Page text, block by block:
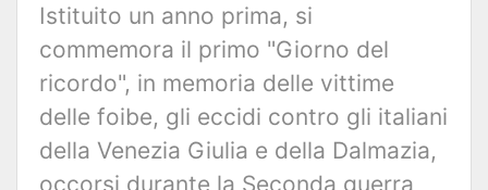
Istituito un anno prima, si
commemora il primo "Giorno del
ricordo", in memoria delle vittime
delle foibe, gli eccidi contro gli italiani
della Venezia Giulia e della Dalmazia,
occorsi durante la Seconda guerra